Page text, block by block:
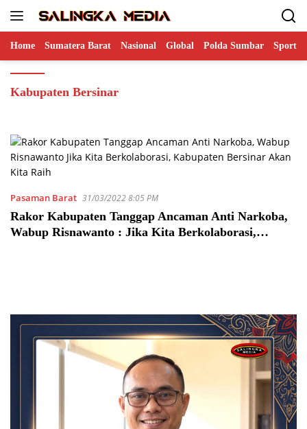
Home Sumatera Barat Nasional Global Polda Sumbar Sports
Kabupaten Bersinar
Pasaman Barat 31/03/2022 8:05 PM
Rakor Kabupaten Tanggap Ancaman Anti Narkoba,
Wabup Risnawanto : Jika Kita Berkolaborasi,